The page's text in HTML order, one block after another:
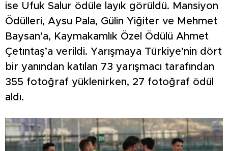
ise Ufuk Salur ödüle layık görüldü. Mansiyon
Ödülleri, Aysu Pala, Gülin Yiğiter ve Mehmet
Baysan’a, Kaymakamlık Özel Ödülü Ahmet
Çetıntaş’a verildi. Yarışmaya Türkiye’nin dört
bir yanından katılan 73 yarışmacı tarafından
355 fotoğraf yüklenirken, 27 fotoğraf ödül
aldı.